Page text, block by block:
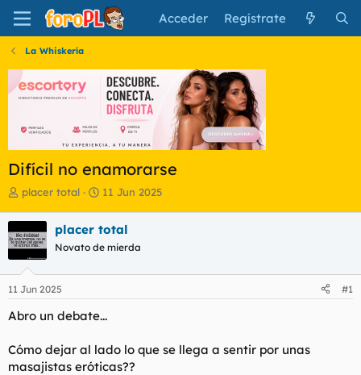
Acceder Regístrate
La Whiskería
Difícil no enamorarse
I
i
c
i
a
d
o
d
l
t
placer total
F
h
a
e
i
i
o
11 Jun 2025
placer total
Novato de mierda
11 Jun 2025 #1
Abro un debate...
Cómo dejar al lado lo que se llega a sentir por unas
masajistas eróticas??